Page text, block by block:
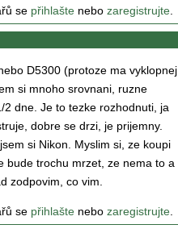
se přihlašte nebo zaregistrujte.
D5300 (protoze ma vyklopnej
si mnoho srovnani, ruzne
2 dne. Je to tezke rozhodnuti, ja
dobre se drzi, je prijemny.
si Nikon. Myslim si, ze koupi
bude trochu mrzet, ze nema to a
zodpovim, co vim.
se přihlašte nebo zaregistrujte.